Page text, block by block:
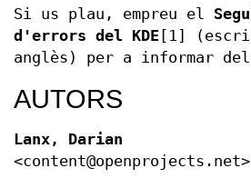
Si us plau, empreu el
d'errors del KDE [1]
anglès) per a informar
AUTORS
Lanx, Darian
<content@openprojects.net>